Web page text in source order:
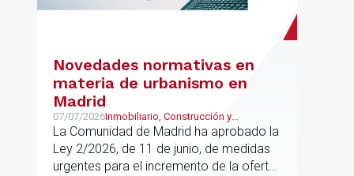
Novedades normativas en
materia de urbanismo en
Madrid
07/07/2026Inmobiliario, Construcción y
Urbanismo
La Comunidad de Madrid ha aprobado la
Ley 2/2026, de 11 de junio, de medidas
urgentes para el incremento de la oferta